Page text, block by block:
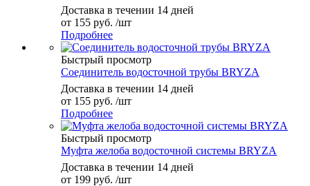
Доставка в течении 14 дней
от 155 руб. /шт
Подробнее
Быстрый просмотр
Соединитель водосточной трубы BRYZA
Доставка в течении 14 дней
от 155 руб. /шт
Подробнее
Быстрый просмотр
Муфта желоба водосточной системы BRYZA
Доставка в течении 14 дней
от 199 руб. /шт